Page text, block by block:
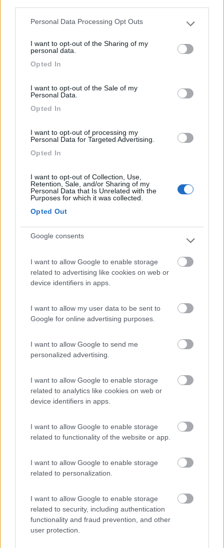
Please note that this website/app uses one or more Google
not limited to your visit or usage behaviour. You may click to
grant or deny consent to Google and its third-party tags to
use your data for below specified purposes in below Google
Personal Data Processing Opt Outs
I want to opt-out of the Sharing of my
personal data.
Opted In
I want to opt-out of the Sale of my
Personal Data.
Opted In
I want to opt-out of processing my
Personal Data for Targeted Advertising.
Opted In
I want to opt-out of Collection, Use,
Retention, Sale, and/or Sharing of my
Personal Data that Is Unrelated with the
Purposes for which it was collected.
Opted Out
Google consents
I want to allow Google to enable storage
related to advertising like cookies on web or
device identifiers in apps.
I want to allow my user data to be sent to
Google for online advertising purposes.
I want to allow Google to send me
personalized advertising.
I want to allow Google to enable storage
related to analytics like cookies on web or
device identifiers in apps.
I want to allow Google to enable storage
related to functionality of the website or app.
I want to allow Google to enable storage
related to personalization.
I want to allow Google to enable storage
related to security, including authentication
functionality and fraud prevention, and other
user protection.
Area di sosta (PS)
Area di sosta a Cava de' Tirreni
0
In piazza Lentini, nel centro storico, a 20 mt dalla ferr...
Cava de' Tirreni (SA) - 24.3km
Area di sosta (AA)
1 2
Servizi / Posizione
apertu...
Benevento (BN) - 24.3km